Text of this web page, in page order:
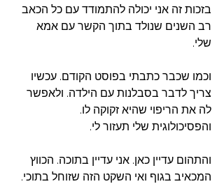
בזכות זה אני יכולה להתמודד עם כל הכאב
רב השנים שנולד בתוך הקשר עם אמא
שלי.
וכמו שכבר כתבתי בפוסט הקודם. עכשיו
צריך לדבר בסבלנות עם הילדה. ולאפשר
לה את הריפוי שהיא זקוקה לו.
והפסיכולוגית שלי תעזור לי.
והתהום עדיין כאן. אני עדיין בתוכה. הכווץ
המכאיב בגוף ואי השקט הזה שזוחל בתוכי.